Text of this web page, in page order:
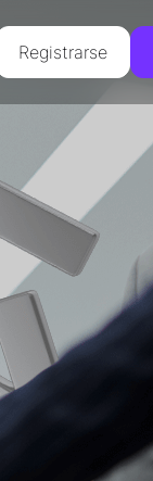
Registrarse